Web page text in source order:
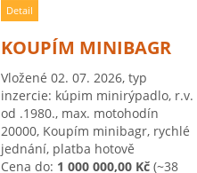
Detail
KOUPÍM MINIBAGR
Vložené 02. 07. 2026, typ
inzercie: kúpim minirýpadlo, r.v.
od .1980., max. motohodín
20000, Koupím minibagr, rychlé
jednání, platba hotově
Cena do: 1 000 000,00 Kč (~38